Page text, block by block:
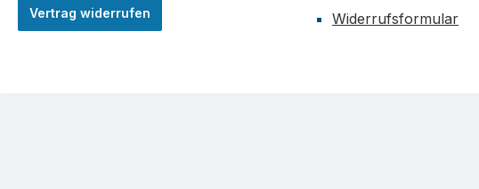
Vertrag widerrufen
Widerrufsformular